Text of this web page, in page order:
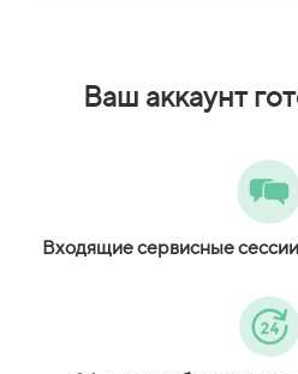
Ваш аккаунт
Входящие сервисные